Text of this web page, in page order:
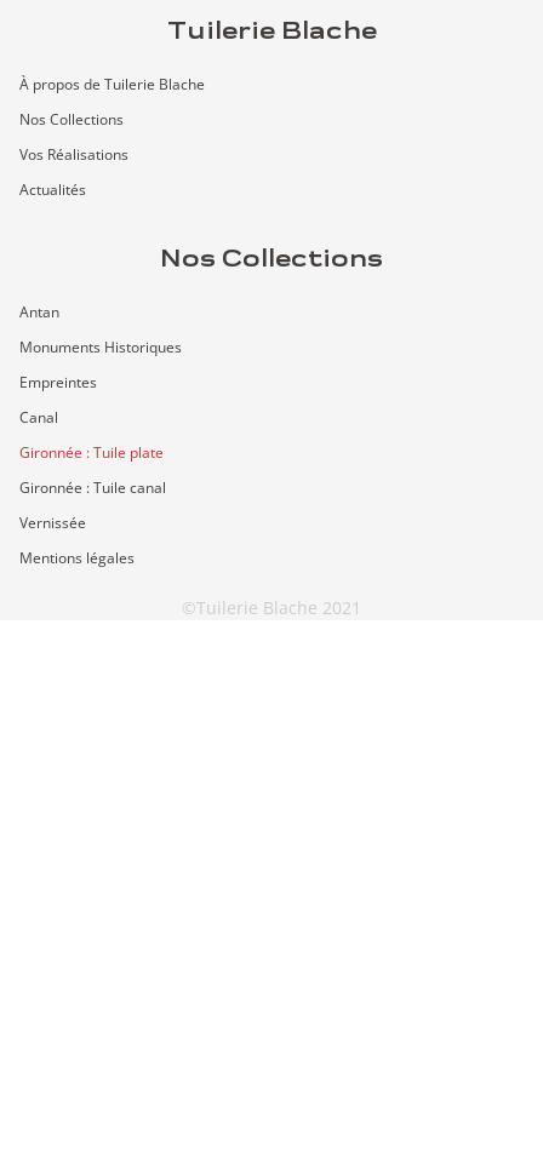
Tuilerie Blache
À propos de Tuilerie Blache
Nos Collections
Vos Réalisations
Actualités
Nos Collections
Antan
Monuments Historiques
Empreintes
Canal
Gironnée : Tuile plate
Gironnée : Tuile canal
Vernissée
Mentions légales
©Tuilerie Blache 2021